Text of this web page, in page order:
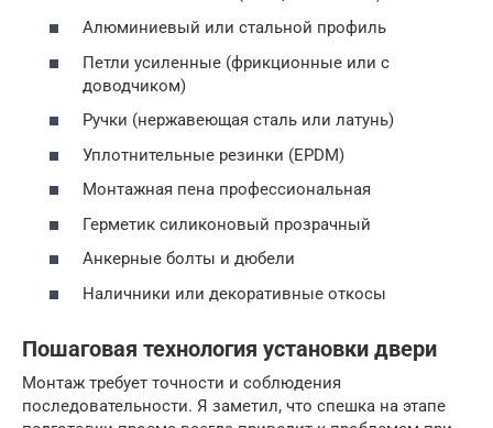
Алюминиевый или стальной профиль
Петли усиленные (фрикционные или с
доводчиком)
Ручки (нержавеющая сталь или латунь)
Уплотнительные резинки (EPDM)
Монтажная пена профессиональная
Герметик силиконовый прозрачный
Анкерные болты и дюбели
Наличники или декоративные откосы
Пошаговая технология установки двери
Монтаж требует точности и соблюдения
последовательности. Я заметил, что спешка на этапе